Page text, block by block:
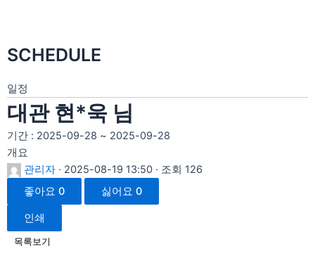
SCHEDULE
일정
대관 현*욱 님
기간 : 2025-09-28 ~ 2025-09-28
개요
관리자 · 2025-08-19 13:50 · 조회 126
좋아요 0 싫어요 0
인쇄
목록보기